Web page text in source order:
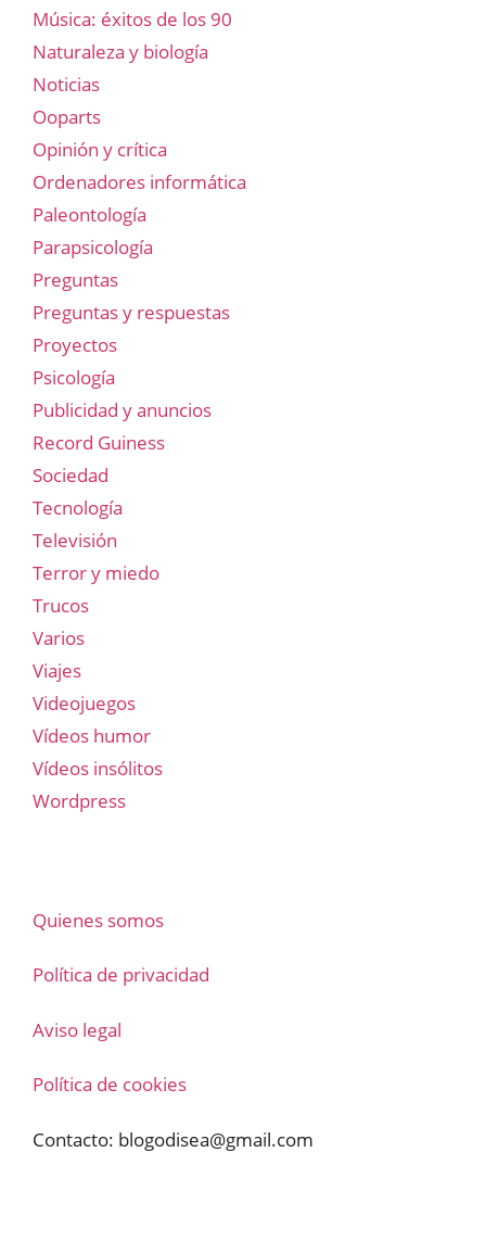
Música: éxitos de los 90
Naturaleza y biología
Noticias
Ooparts
Opinión y crítica
Ordenadores informática
Paleontología
Parapsicología
Preguntas
Preguntas y respuestas
Proyectos
Psicología
Publicidad y anuncios
Record Guiness
Sociedad
Tecnología
Televisión
Terror y miedo
Trucos
Varios
Viajes
Videojuegos
Vídeos humor
Vídeos insólitos
Wordpress
Quienes somos
Política de privacidad
Aviso legal
Política de cookies
Contacto: blogodisea@gmail.com